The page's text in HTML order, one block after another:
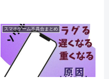
スマホゲーム不具合まとめ